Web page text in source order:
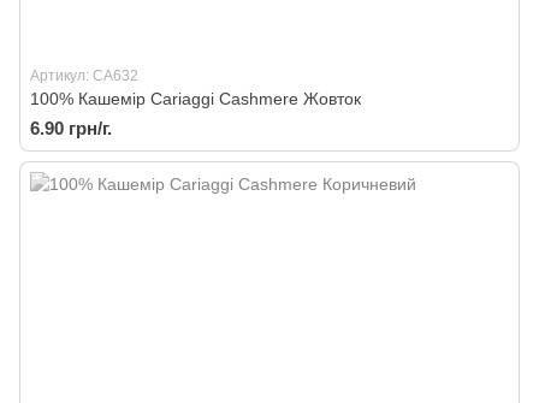
Артикул: CA632
100% Кашемір Cariaggi Cashmere Жовток
6.90 грн/г.